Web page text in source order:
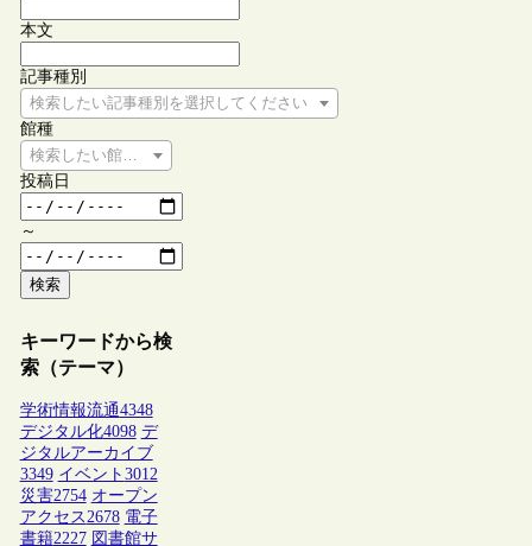
本文
記事種別
検索したい記事種別を選択してください
館種
検索したい館種を選択してください
投稿日
～
検索
キーワードから検
索（テーマ）
学術情報流通4348
デジタル化4098 デ
ジタルアーカイブ
3349 イベント 3012
災害2754 オープン
アクセス2678 電子
書籍2227 図書館サ